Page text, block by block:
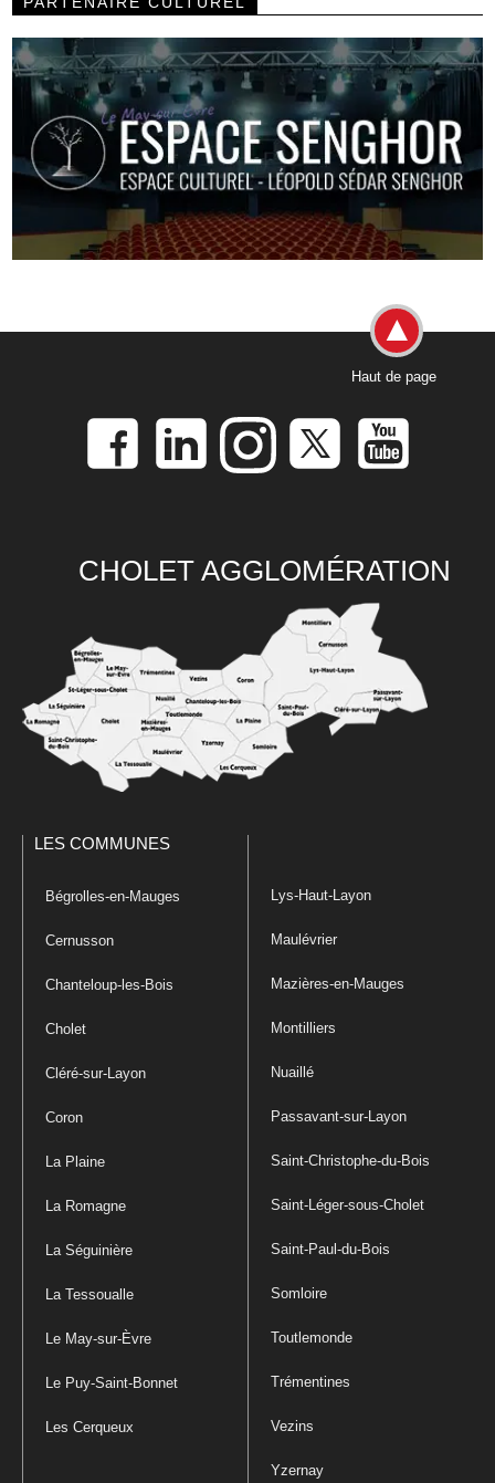
Haut de page
CHOLET AGGLOMÉRATION
LES COMMUNES
Bégrolles-en-Mauges
Cernusson
Chanteloup-les-Bois
Cholet
Cléré-sur-Layon
Coron
La Plaine
La Romagne
La Séguinière
La Tessoualle
Le May-sur-Èvre
Le Puy-Saint-Bonnet
Les Cerqueux
Lys-Haut-Layon
Maulévrier
Mazières-en-Mauges
Montilliers
Nuaillé
Passavant-sur-Layon
Saint-Christophe-du-Bois
Saint-Léger-sous-Cholet
Saint-Paul-du-Bois
Somloire
Toutlemonde
Trémentines
Vezins
Yzernay